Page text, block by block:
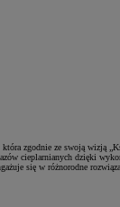
zgodnie ze swoją wizją
cieplarnianych dzięki
się w różnorodne